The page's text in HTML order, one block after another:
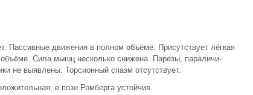
движения в полном объёме. Присутствует лёгкая
Сила мышц несколько снижена. Парезы, параличи-
не выявлены. Торсионный спазм отсутствует.
в позе Ромберга устойчив.